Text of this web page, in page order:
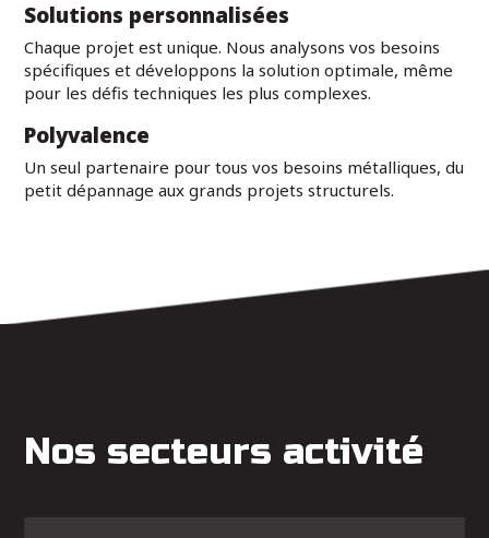
Solutions personnalisées
Chaque projet est unique. Nous analysons vos besoins
spécifiques et développons la solution optimale, même
pour les défis techniques les plus complexes.
Polyvalence
Un seul partenaire pour tous vos besoins métalliques, du
petit dépannage aux grands projets structurels.
Nos secteurs activité